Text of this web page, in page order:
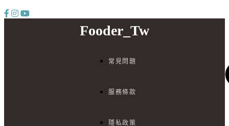
Fooder_Tw
常見問題
服務條款
隱私政策